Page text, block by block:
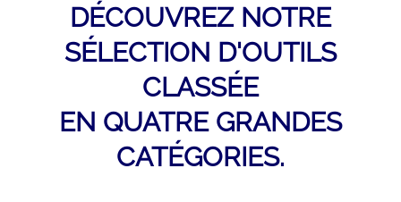
DÉCOUVREZ NOTRE
SÉLECTION D'OUTILS
CLASSÉE
EN QUATRE GRANDES
CATÉGORIES.